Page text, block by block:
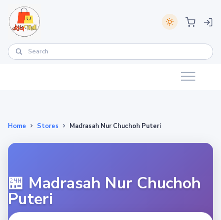
Home Stores Madrasah Nur Chuchoh Puteri
🏪 Madrasah Nur Chuchoh
Puteri